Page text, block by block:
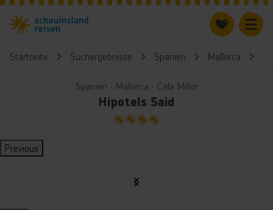
Startseite Suchergebnisse Spanien Mallorca
Spanien ∙ Mallorca ∙ Cala Millor
Hipotels Said
4
Previous